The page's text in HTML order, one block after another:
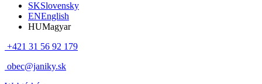
SKSlovensky
ENEnglish
HUMagyar
+421 31 56 92 179
obec@janiky.sk